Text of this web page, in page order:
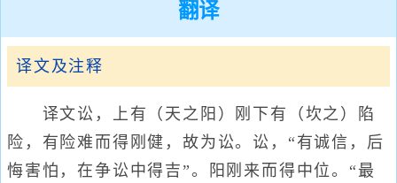
翻译
译文及注释
译文讼，上有（天之阳）刚下有（坎之）陷
险，有险难而得刚健，故为讼。讼，“有诚信，后
悔害怕，在争讼中得吉”。阳刚来而得中位。“最